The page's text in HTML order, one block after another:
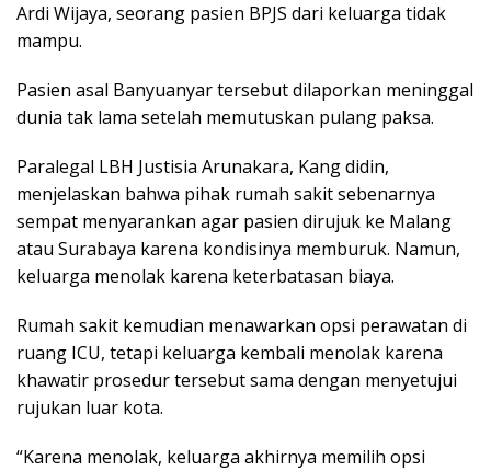
Ardi Wijaya, seorang pasien BPJS dari keluarga tidak
mampu.
Pasien asal Banyuanyar tersebut dilaporkan meninggal
dunia tak lama setelah memutuskan pulang paksa.
Paralegal LBH Justisia Arunakara, Kang didin,
menjelaskan bahwa pihak rumah sakit sebenarnya
sempat menyarankan agar pasien dirujuk ke Malang
atau Surabaya karena kondisinya memburuk. Namun,
keluarga menolak karena keterbatasan biaya.
Rumah sakit kemudian menawarkan opsi perawatan di
ruang ICU, tetapi keluarga kembali menolak karena
khawatir prosedur tersebut sama dengan menyetujui
rujukan luar kota.
“Karena menolak, keluarga akhirnya memilih opsi